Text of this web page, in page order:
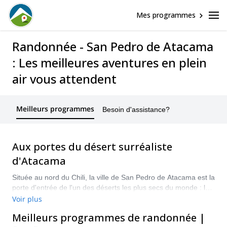
Mes programmes
Randonnée - San Pedro de Atacama
: Les meilleures aventures en plein
air vous attendent
Meilleurs programmes Besoin d'assistance?
Aux portes du désert surréaliste
d'Atacama
Située au nord du Chili, la ville de San Pedro de Atacama est la
porte d'entrée de l'un des déserts les plus secs du monde : le
désert d'Atacama. Cette destination étonnante du haut plateau
volcans, lacs colorés et geysers fumants. Atacama est
Voir plus
Meilleurs programmes de randonnée |